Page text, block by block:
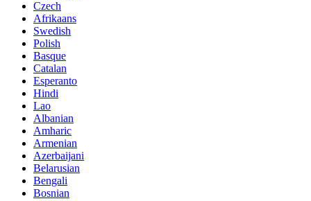
Czech
Afrikaans
Swedish
Polish
Basque
Catalan
Esperanto
Hindi
Lao
Albanian
Amharic
Armenian
Azerbaijani
Belarusian
Bengali
Bosnian